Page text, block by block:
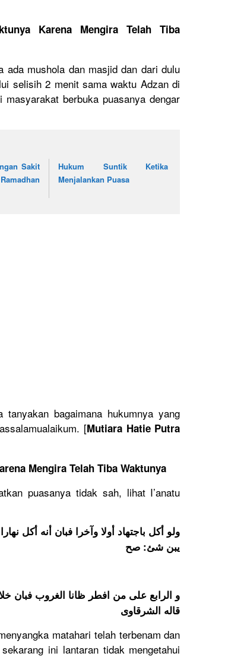
Karena Mengira Telah Tiba
ada mushola dan masjid dan dari dulu
selisih 2 menit sama waktu Adzan di
berbuka puasanya dengar
Sakit
Hukum Suntik Ketika
Menjalankan Puasa
bagaimana hukumnya yang
[Mutiara Hatie Putra
Mengira Telah Tiba Waktunya
puasanya tidak sah, lihat I’anatu
ولو أكل باجتهاد أولا وآخرا فبان أنه أكل
يبن شئ: صح
و الرابع على من افطر ظانا الغروب فبان
قاله الشرقاوى
matahari telah terbenam dan
ini lantaran tidak mengetahui